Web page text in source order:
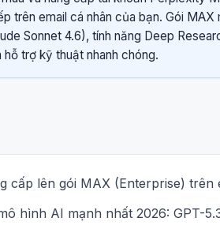
trên email cá nhân của bạn. Gói
Sonnet 4.6), tính năng Deep
trợ kỹ thuật nhanh chóng.
cấp lên gói MAX (Enterprise) trên
hình AI mạnh nhất 2026: GPT-